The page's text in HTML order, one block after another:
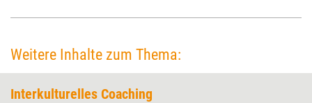
Weitere Inhalte zum Thema:
Interkulturelles Coaching